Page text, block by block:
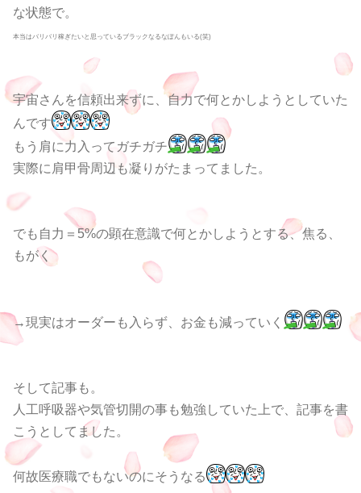
な状態で。
本当はバリバリ稼ぎたいと思っているブラックなるなぽんもいる(笑)
宇宙さんを信頼出来ずに、自力で何とかしようとしていた
んです
もう肩に力入ってガチガチ
実際に肩甲骨周辺も凝りがたまってました。
でも自力＝5%の顕在意識で何とかしようとする、焦る、
もがく
→現実はオーダーも入らず、お金も減っていく
そして記事も。
人工呼吸器や気管切開の事も勉強していた上で、記事を書
こうとしてました。
何故医療職でもないのにそうなる